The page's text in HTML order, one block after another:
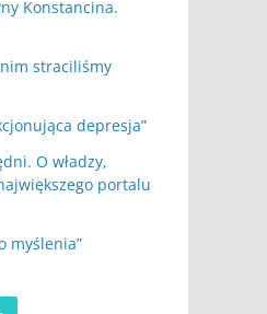
Konstancina.
straciliśmy
depresja”
O władzy,
portalu
myślenia”